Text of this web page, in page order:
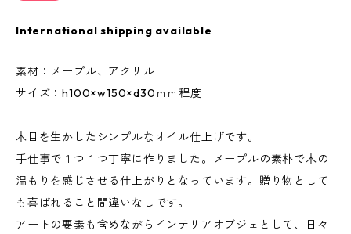
International shipping available
素材：メープル、アクリル
サイズ：h100×w150×d30ｍｍ程度
木目を生かしたシンプルなオイル仕上げです。
手仕事で１つ１つ丁寧に作りました。メープルの素朴で木の
温もりを感じさせる仕上がりとなっています。贈り物として
も喜ばれること間違いなしです。
アートの要素も含めながらインテリアオブジェとして、日々